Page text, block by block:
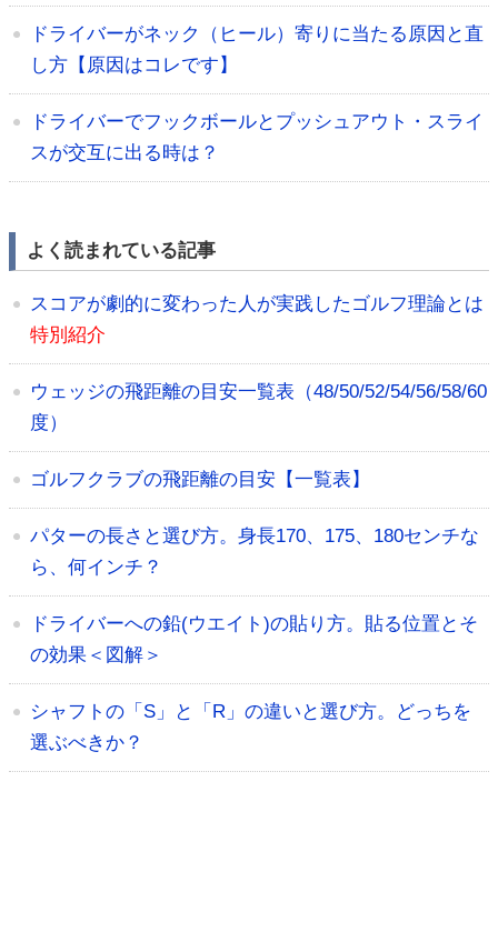
ドライバーがネック（ヒール）寄りに当たる原因と直
し方【原因はコレです】
ドライバーでフックボールとプッシュアウト・スライ
スが交互に出る時は？
よく読まれている記事
スコアが劇的に変わった人が実践したゴルフ理論とは
特別紹介
ウェッジの飛距離の目安一覧表（48/50/52/54/56/58/60
度）
ゴルフクラブの飛距離の目安【一覧表】
パターの長さと選び方。身長170、175、180センチな
ら、何インチ？
ドライバーへの鉛(ウエイト)の貼り方。貼る位置とそ
の効果＜図解＞
シャフトの「S」と「R」の違いと選び方。どっちを
選ぶべきか？